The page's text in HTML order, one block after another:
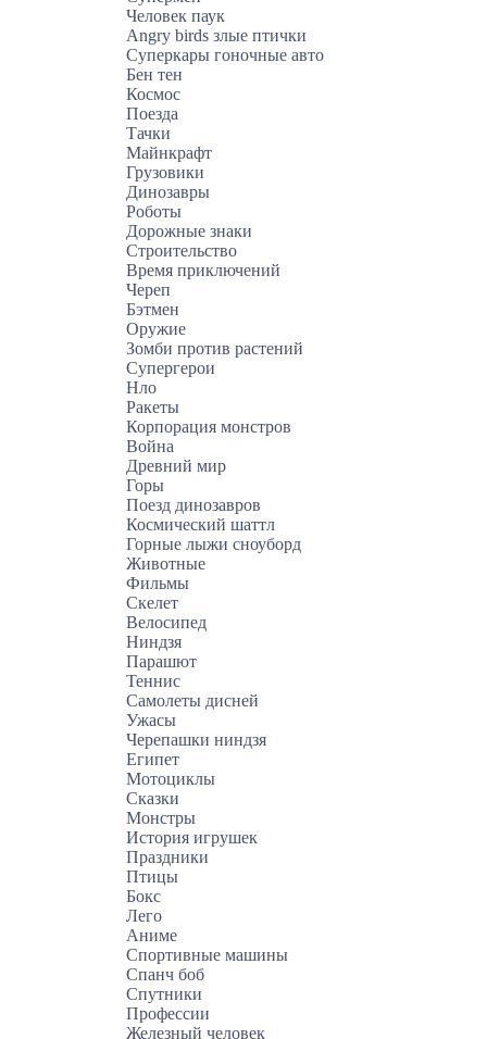
Человек паук
Angry birds злые птички
Суперкары гоночные авто
Бен тен
Космос
Поезда
Тачки
Майнкрафт
Грузовики
Динозавры
Роботы
Дорожные знаки
Строительство
Время приключений
Череп
Бэтмен
Оружие
Зомби против растений
Супергерои
Нло
Ракеты
Корпорация монстров
Война
Древний мир
Горы
Поезд динозавров
Космический шаттл
Горные лыжи сноуборд
Животные
Фильмы
Скелет
Велосипед
Ниндзя
Парашют
Теннис
Самолеты дисней
Ужасы
Черепашки ниндзя
Египет
Мотоциклы
Сказки
Монстры
История игрушек
Праздники
Птицы
Бокс
Лего
Аниме
Спортивные машины
Спанч боб
Спутники
Профессии
Железный человек